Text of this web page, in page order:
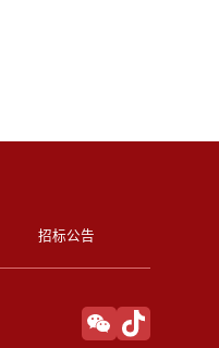
招标公告